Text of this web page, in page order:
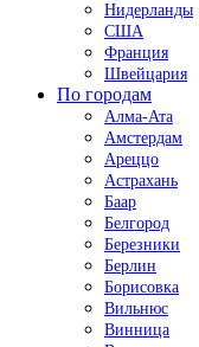
Нидерланды
США
Франция
Швейцария
По городам
Алма-Ата
Амстердам
Ареццо
Астрахань
Баар
Белгород
Березники
Берлин
Борисовка
Вильнюс
Винница